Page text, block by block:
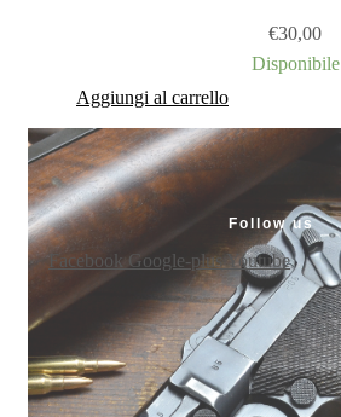
€30,00
Disponibile
Aggiungi al carrello
Follow us
Facebook Google-plusYoutube